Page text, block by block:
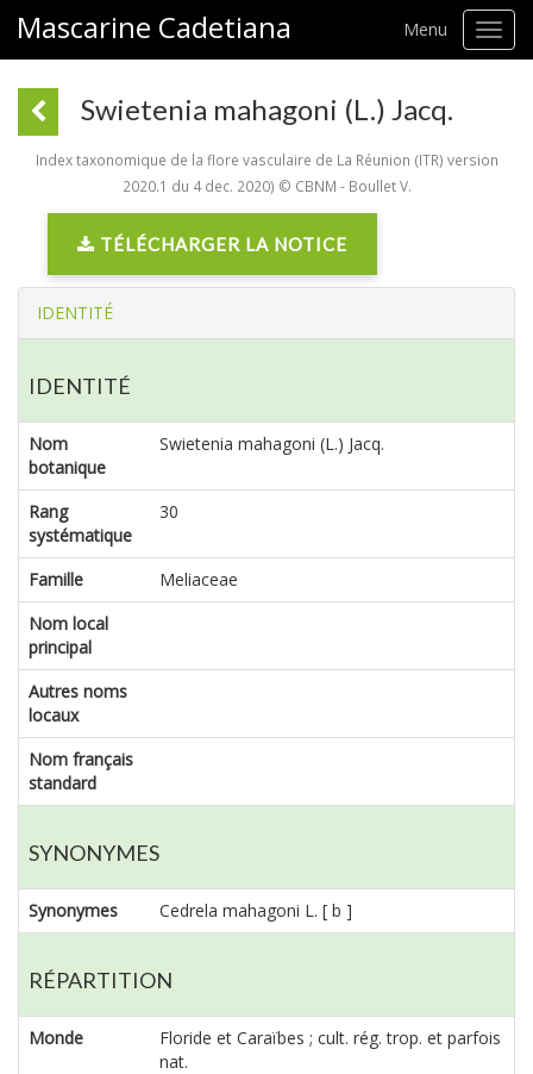
Mascarine Cadetiana Menu
Swietenia mahagoni (L.) Jacq.
Index taxonomique de la flore vasculaire de La Réunion (ITR) version
2020.1 du 4 dec. 2020) © CBNM - Boullet V.
TÉLÉCHARGER LA NOTICE
IDENTITÉ
IDENTITÉ
Nom
botanique
Swietenia mahagoni (L.) Jacq.
Rang
systématique
30
Famille
Meliaceae
Nom local
principal
Autres noms
locaux
Nom français
standard
SYNONYMES
Synonymes Cedrela mahagoni L. [ b ]
RÉPARTITION
Monde
Floride et Caraïbes ; cult. rég. trop. et parfois
nat.